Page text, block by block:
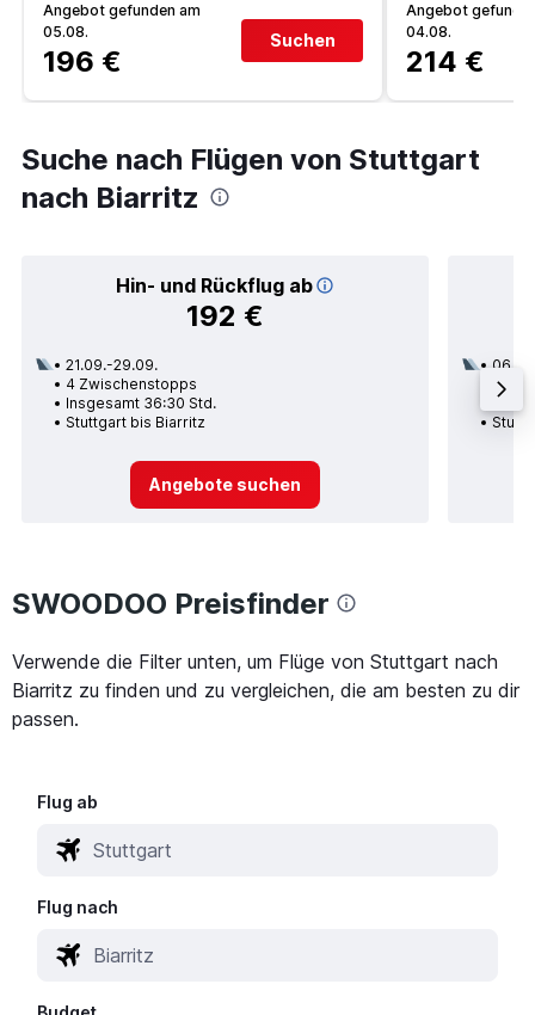
Angebot gefunden am
05.08.
196 €
Suchen
Angebot
04.08.
214 €
Suche nach Flügen von Stuttgart
nach Biarritz
Hin- und Rückflug ab
192 €
21.09.-29.09.
4 Zwischenstopps
Insgesamt 36:30 Std.
Stuttgart bis Biarritz
Angebote suchen
2
SWOODOO Preisfinder
Verwende die Filter unten, um Flüge von Stuttgart nach
Biarritz zu finden und zu vergleichen, die am besten zu dir
passen.
Flug ab
Flug nach